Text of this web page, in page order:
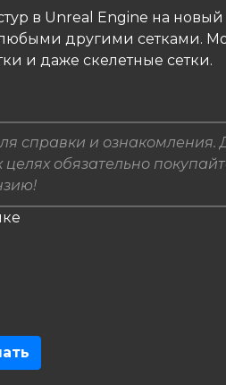
в Unreal Engine на новый
другими сетками.
и даже скелетные сетки.
справки и ознакомления.
обязательно